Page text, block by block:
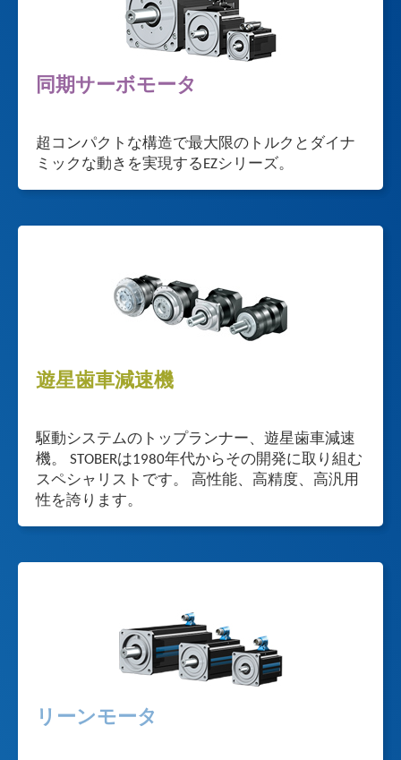
同期サーボモータ
超コンパクトな構造で最大限のトルクとダイナ
ミックな動きを実現するEZシリーズ。
遊星歯車減速機
駆動システムのトップランナー、遊星歯車減速
機。 STOBERは1980年代からその開発に取り組む
スペシャリストです。 高性能、高精度、高汎用
性を誇ります。
リーンモータ